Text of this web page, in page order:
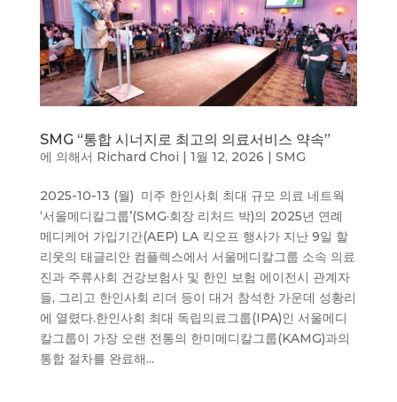
SMG “통합 시너지로 최고의 의료서비스 약속”
에 의해서 Richard Choi | 1월 12, 2026 | SMG
2025-10-13 (월) 미주 한인사회 최대 규모 의료 네트웍
‘서울메디칼그룹’(SMG·회장 리처드 박)의 2025년 연례
메디케어 가입기간(AEP) LA 킥오프 행사가 지난 9일 할
리웃의 태글리안 컴플렉스에서 서울메디칼그룹 소속 의료
진과 주류사회 건강보험사 및 한인 보험 에이전시 관계자
들, 그리고 한인사회 리더 등이 대거 참석한 가운데 성황리
에 열렸다.한인사회 최대 독립의료그룹(IPA)인 서울메디
칼그룹이 가장 오랜 전통의 한미메디칼그룹(KAMG)과의
통합 절차를 완료해...